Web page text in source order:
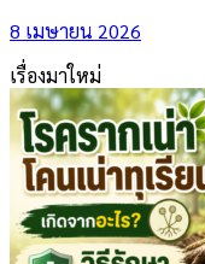
8 เมษายน 2026
เรื่องมาใหม่